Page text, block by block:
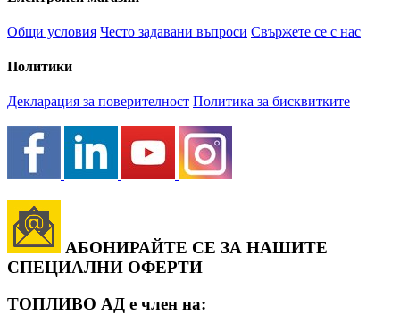
Общи условия Често задавани въпроси Свържете се с нас
Политики
Декларация за поверителност Политика за бисквитките
АБОНИРАЙТЕ СЕ ЗА НАШИТЕ
СПЕЦИАЛНИ ОФЕРТИ
ТОПЛИВО АД е член на: